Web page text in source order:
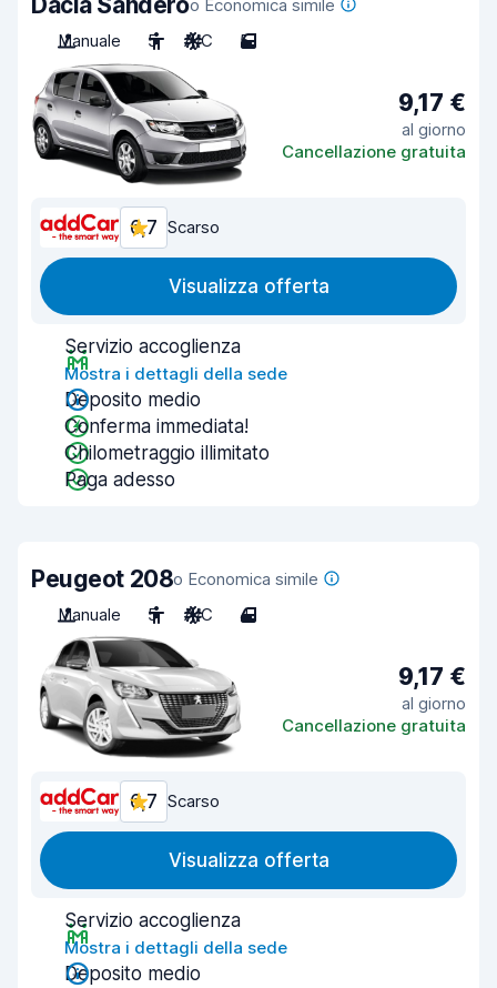
o Economica simile
Manuale
5 A/C 5
9,17 €
al giorno
Cancellazione gratuita
6,7 Scarso
Visualizza offerta
Servizio accoglienza
Mostra i dettagli della sede
Deposito medio
Conferma immediata!
Chilometraggio illimitato
Paga adesso
Peugeot 208o Economica simile
Manuale
5 A/C 4
9,17 €
al giorno
Cancellazione gratuita
6,7 Scarso
Visualizza offerta
Servizio accoglienza
Mostra i dettagli della sede
Deposito medio